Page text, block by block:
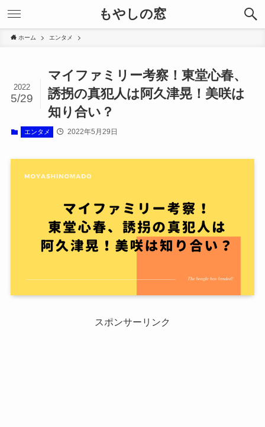
もやしの窓
ホーム エンタメ
マイファミリー考察！東堂心春、
誘拐の真犯人は阿久津晃！美咲は
知り合い？
2022
5/29
エンタメ 2022年5月29日
スポンサーリンク